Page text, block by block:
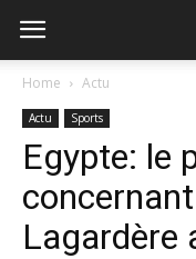
Home Actu
Actu Sports
Egypte: le
Lagardère